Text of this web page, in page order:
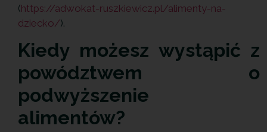
(https://adwokat-ruszkiewicz.pl/alimenty-na-
dziecko/).
Kiedy możesz wystąpić z
powództwem o
podwyższenie
alimentów?